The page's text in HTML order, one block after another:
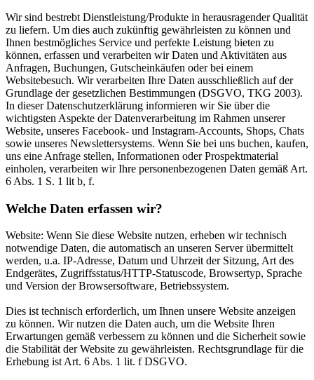
Wir sind bestrebt Dienstleistung/Produkte in herausragender Qualität
zu liefern. Um dies auch zukünftig gewährleisten zu können und
Ihnen bestmögliches Service und perfekte Leistung bieten zu
können, erfassen und verarbeiten wir Daten und Aktivitäten aus
Anfragen, Buchungen, Gutscheinkäufen oder bei einem
Websitebesuch. Wir verarbeiten Ihre Daten ausschließlich auf der
Grundlage der gesetzlichen Bestimmungen (DSGVO, TKG 2003).
In dieser Datenschutzerklärung informieren wir Sie über die
wichtigsten Aspekte der Datenverarbeitung im Rahmen unserer
Website, unseres Facebook- und Instagram-Accounts, Shops, Chats
sowie unseres Newslettersystems. Wenn Sie bei uns buchen, kaufen,
uns eine Anfrage stellen, Informationen oder Prospektmaterial
einholen, verarbeiten wir Ihre personenbezogenen Daten gemäß Art.
6 Abs. 1 S. 1 lit b, f.
Welche Daten erfassen wir?
Website: Wenn Sie diese Website nutzen, erheben wir technisch
notwendige Daten, die automatisch an unseren Server übermittelt
werden, u.a. IP-Adresse, Datum und Uhrzeit der Sitzung, Art des
Endgerätes, Zugriffsstatus/HTTP-Statuscode, Browsertyp, Sprache
und Version der Browsersoftware, Betriebssystem.
Dies ist technisch erforderlich, um Ihnen unsere Website anzeigen
zu können. Wir nutzen die Daten auch, um die Website Ihren
Erwartungen gemäß verbessern zu können und die Sicherheit sowie
die Stabilität der Website zu gewährleisten. Rechtsgrundlage für die
Erhebung ist Art. 6 Abs. 1 lit. f DSGVO.